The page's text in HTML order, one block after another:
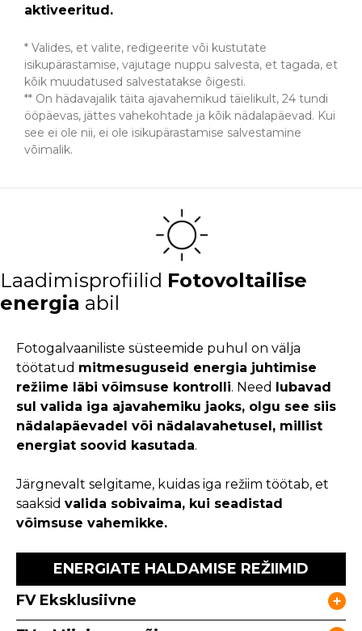
aktiveeritud.
* Valides, et valite, redigeerite või kustutate
isikupärastamise, vajutage nuppu salvesta, et tagada, et
kõik muudatused salvestatakse õigesti.
** On hädavajalik täita ajavahemikud täielikult, 24 tundi
ööpäevas, jättes vahekohtade ja kõik nädalapäevad. Kui
see ei ole nii, ei ole isikupärastamise salvestamine
võimalik.
Laadimisprofiilid Fotovoltailise
energia abil
Fotogalvaaniliste süsteemide puhul on välja
töötatud mitmesuguseid energia juhtimise
režiime läbi võimsuse kontrolli. Need lubavad
sul valida iga ajavahemiku jaoks, olgu see siis
nädalapäevadel või nädalavahetusel, millist
energiat soovid kasutada.
Järgnevalt selgitame, kuidas iga režiim töötab, et
saaksid valida sobivaima, kui seadistad
võimsuse vahemikke.
ENERGIATE HALDAMISE REŽIIMID
FV Eksklusiivne